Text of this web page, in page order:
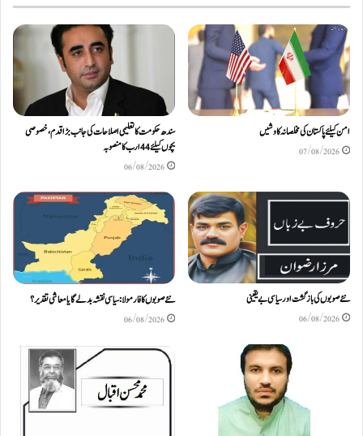
امن کیلئے پاکستان کی مخلصانہ کاوشیں
07/08/2026
سندھ حکومت کا تعلیمی اصلاحات کی جانب بڑا قدم، خصوصی
بچوں کیلئے44 ارب کا منصوبہ
06/08/2026
نئے صوبوں کی بازگشت اور سیاسی بے یقینی
06/08/2026
نئے صوبوں کا فارمولا: سیاسی نقشہ بدلے گا یا معاشی تقدیر؟
06/08/2026